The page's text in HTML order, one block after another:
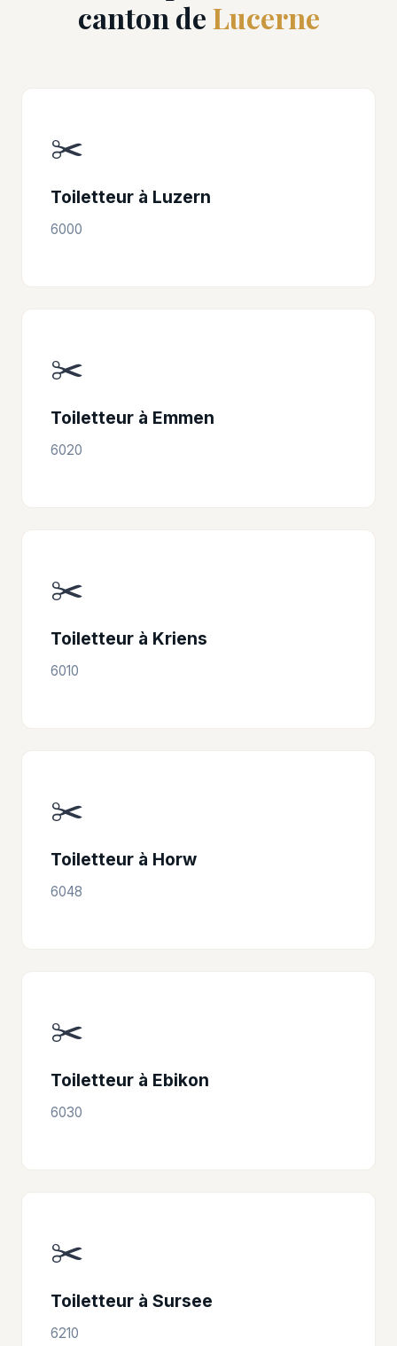
canton deLucerne
✂️
Toiletteur à Luzern
6000
✂️
Toiletteur à Emmen
6020
✂️
Toiletteur à Kriens
6010
✂️
Toiletteur à Horw
6048
✂️
Toiletteur à Ebikon
6030
✂️
Toiletteur à Sursee
6210